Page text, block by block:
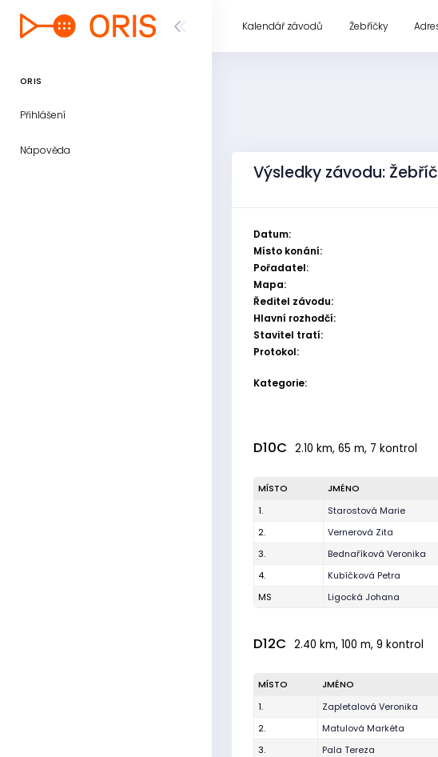
ORIS
Přihlášení
Nápověda
Kalendář závodů Žebříčky
Výsledky závodu:
Datum:
Místo konání:
Pořadatel:
Mapa:
Ředitel závodu:
Hlavní rozhodčí:
Stavitel tratí:
Protokol:
Kategorie:
D10C 2.10 km, 65 m, 7 kontrol
MÍSTO JMÉNO
1.
Starostová Marie
2.
Vernerová Zita
3.
Bednaříková Veronika
4.
Kubíčková Petra
MS
Ligocká Johana
D12C 2.40 km, 100 m, 9 kontrol
MÍSTO JMÉNO
1.
Zapletalová Veronika
2.
Matulová Markéta
3.
Pala Tereza